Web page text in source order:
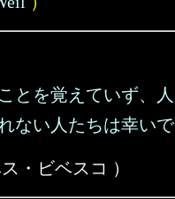
とを覚えていず、
ない人たちは幸いで
・ビベスコ ）